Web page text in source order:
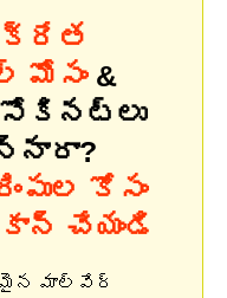
మోసం&
సోకినట్లు
కోసం
చేయండి
మాల్వేర్